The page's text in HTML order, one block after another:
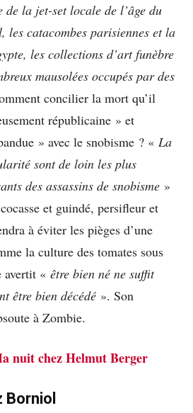
de la jet-set locale de l’âge du
les catacombes parisiennes et la
les collections d’art funèbre
mausolées occupés par des
concilier la mort qu’il
républicaine » et
» avec le snobisme ? « La
sont de loin les plus
des assassins de snobisme »
et guindé, persifleur et
à éviter les pièges d’une
la culture des tomates sous
avertit « être bien né ne suffit
être bien décédé ». Son
à Zombie.
nuit chez Helmut Berger
Borniol